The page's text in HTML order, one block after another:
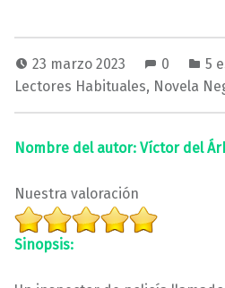
23 marzo 2023 0 5
Lectores Habituales, Novela
Nombre del autor: Víctor del
Nuestra valoración
Sinopsis: